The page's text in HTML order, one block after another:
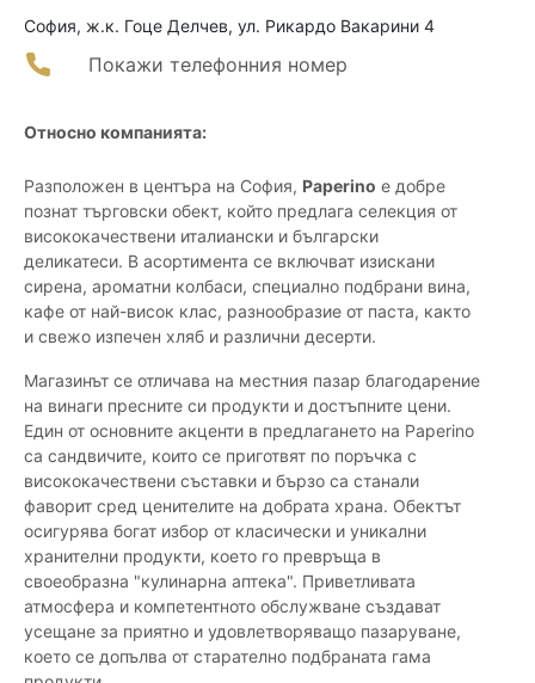
София, ж.к. Гоце Делчев, ул. Рикардо Вакарини 4
Покажи телефонния номер
Относно компанията:
Разположен в центъра на София, Paperino е добре
познат търговски обект, който предлага селекция от
висококачествени италиански и български
деликатеси. В асортимента се включват изискани
сирена, ароматни колбаси, специално подбрани вина,
кафе от най-висок клас, разнообразие от паста, както
и свежо изпечен хляб и различни десерти.
Магазинът се отличава на местния пазар благодарение
на винаги пресните си продукти и достъпните цени.
Един от основните акценти в предлагането на Paperino
са сандвичите, които се приготвят по поръчка с
висококачествени съставки и бързо са станали
фаворит сред ценителите на добрата храна. Обектът
осигурява богат избор от класически и уникални
хранителни продукти, което го превръща в
своеобразна "кулинарна аптека". Приветливата
атмосфера и компетентното обслужване създават
усещане за приятно и удовлетворяващо пазаруване,
което се допълва от старателно подбраната гама